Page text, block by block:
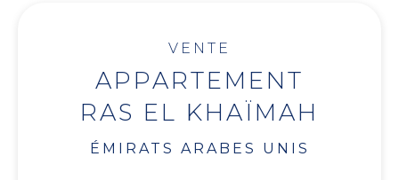
VENTE
APPARTEMENT
RAS EL KHAÏMAH
ÉMIRATS ARABES UNIS